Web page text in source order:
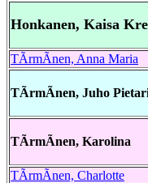
Honkanen, Kaisa
TÃrmÃnen, Anna Maria
TÃrmÃnen, Juho
TÃrmÃnen, Karolina
TÃrmÃnen, Charlotte